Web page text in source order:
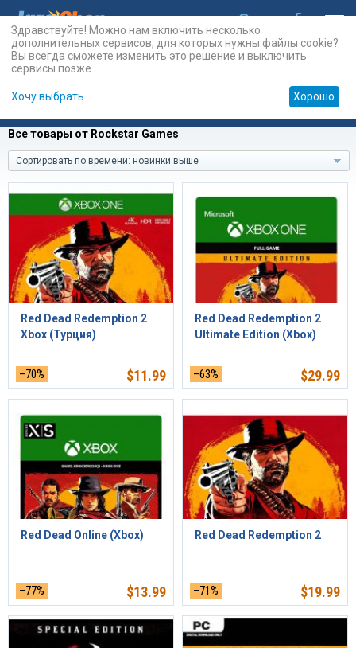
Карты Prepaid
Все товары от Rockstar Games
Сортировать по времени: новинки выше
Red Dead Redemption 2
Xbox (Турция)
–70% $11.99
Red Dead Redemption 2
Ultimate Edition (Xbox)
–63% $29.99
Red Dead Online (Xbox)
–77% $13.99
Red Dead Redemption 2
–71% $19.99
Здравствуйте! Можно нам включить несколько
дополнительных сервисов, для которых нужны файлы cookie?
Вы всегда сможете изменить это решение и выключить
сервисы позже.
Хочу выбрать Хорошо